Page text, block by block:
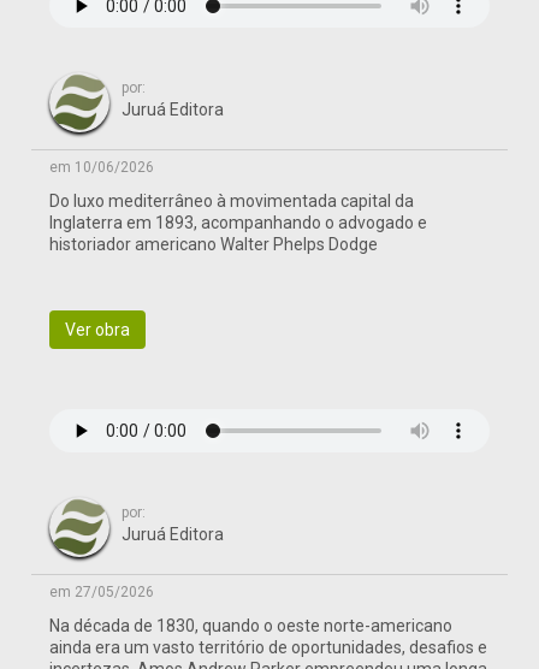
por:
Juruá Editora
em 10/06/2026
Do luxo mediterrâneo à movimentada capital da
Inglaterra em 1893, acompanhando o advogado e
historiador americano Walter Phelps Dodge
Ver obra
por:
Juruá Editora
em 27/05/2026
Na década de 1830, quando o oeste norte-americano
ainda era um vasto território de oportunidades, desafios e